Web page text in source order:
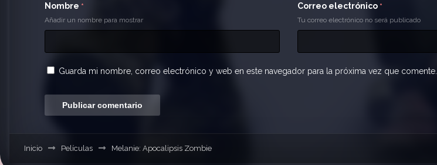
Nombre *
Añadir un nombre para mostrar
Correo electrónico *
Tu correo electrónico no será publicado
Guarda mi nombre, correo electrónico y web en este navegador para la próxima vez que comente.
Inicio Películas Melanie: Apocalipsis Zombie